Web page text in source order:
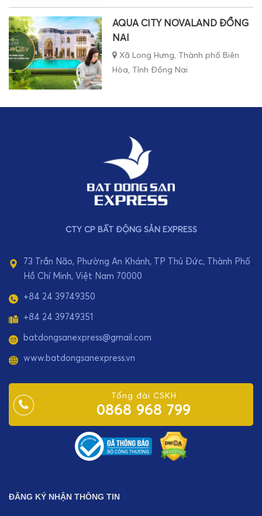
AQUA CITY NOVALAND ĐỒNG
NAI
Xã Long Hưng, Thành phố Biên
Hòa, Tỉnh Đồng Nai
CTY CP BẤT ĐỘNG SẢN EXPRESS
73 Trần Não, Phường An Khánh, TP Thủ Đức, Thành Phố
Hồ Chí Minh, Việt Nam 70000
+84 24 39749350
+84 24 39749351
batdongsanexpress@gmail.com
www.batdongsanexpress.vn
Tổng đài CSKH
0868 968 799
ĐĂNG KÝ NHẬN THÔNG TIN